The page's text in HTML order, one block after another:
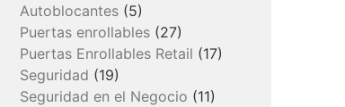
Autoblocantes (5)
Puertas enrollables (27)
Puertas Enrollables Retail (17)
Seguridad (19)
Seguridad en el Negocio (11)